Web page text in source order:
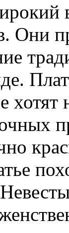
Они
хотят